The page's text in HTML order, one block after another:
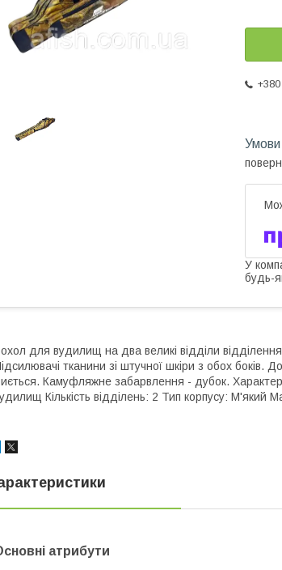
У
будь-
для вудилищ на два великі відділи
тканини зі штучної шкіри з обох
Камуфляжне забарвлення - дубок.
Кількість відділень: 2 Тип корпусу: М'який
атрибути